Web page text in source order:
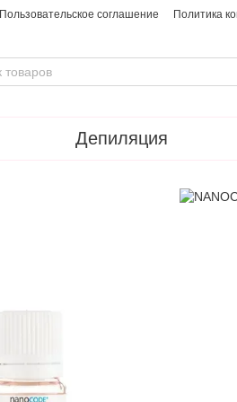
Пользовательское соглашение Политика
Депиляция